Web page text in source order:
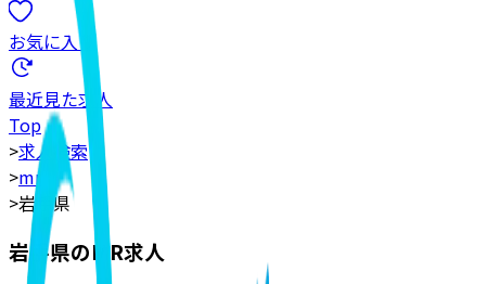
お気に入り
最近見た求人
Top
>求人検索
>mr
>岩手県
岩手県のMR求人